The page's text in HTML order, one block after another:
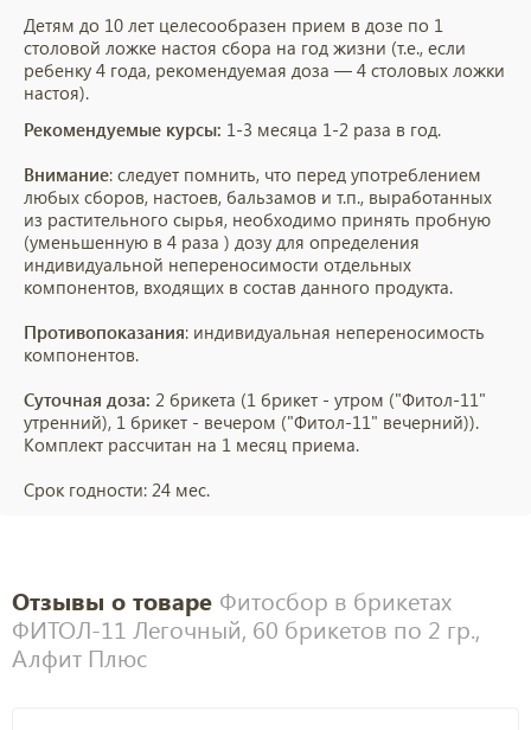
Детям до 10 лет целесообразен прием в дозе по 1
столовой ложке настоя сбора на год жизни (т.е., если
ребенку 4 года, рекомендуемая доза — 4 столовых ложки
настоя).
Рекомендуемые курсы: 1-3 месяца 1-2 раза в год.
Внимание: следует помнить, что перед употреблением
любых сборов, настоев, бальзамов и т.п., выработанных
из растительного сырья, необходимо принять пробную
(уменьшенную в 4 раза ) дозу для определения
индивидуальной непереносимости отдельных
компонентов, входящих в состав данного продукта.
Противопоказания: индивидуальная непереносимость
компонентов.
Суточная доза: 2 брикета (1 брикет - утром ("Фитол-11"
утренний), 1 брикет - вечером ("Фитол-11" вечерний)).
Комплект рассчитан на 1 месяц приема.
Срок годности: 24 мес.
Отзывы о товаре Фитосбор в брикетах
ФИТОЛ-11 Легочный, 60 брикетов по 2 гр.,
Алфит Плюс